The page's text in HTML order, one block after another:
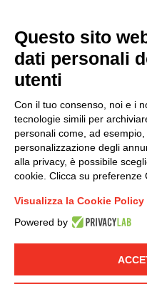
FACEBOOK
/ LINKEDIN
© 2019 - DKC Europe
Modello
Condizioni
Condizioni generali di
Condizioni
Questo sito
dati personali
utenti
Con il tuo consenso, noi e i
tecnologie simili per
personali come, ad
personalizzazione degli
alla privacy, è possibile
cookie. Clicca su preferenze
Visualizza la Cookie Policy
Powered by